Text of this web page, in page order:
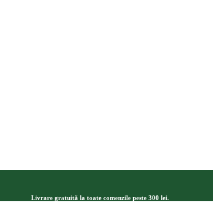
Livrare gratuită la toate comenzile peste 300 lei.